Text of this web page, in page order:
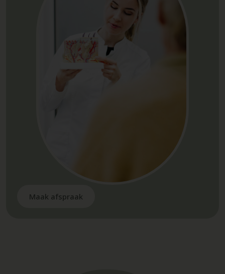
Maak afspraak